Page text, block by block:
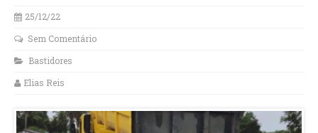
25/12/22
Sem Comentário
Bastidores
Elias Reis